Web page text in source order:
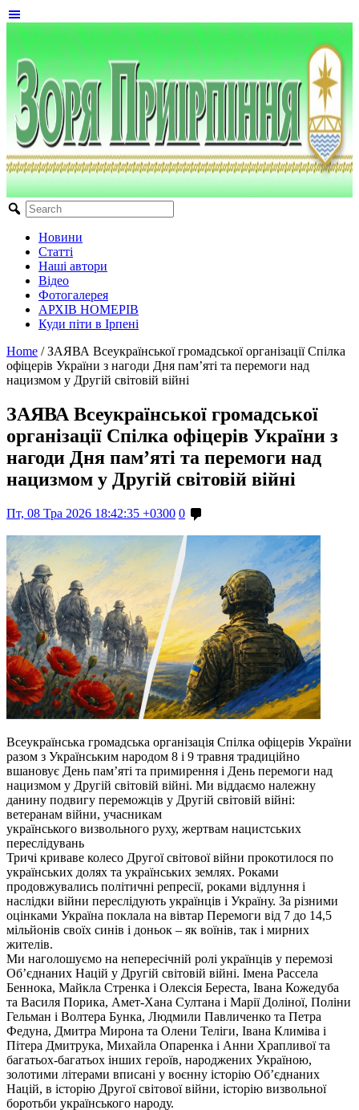
Новини
Статті
Наші автори
Відео
Фотогалерея
АРХІВ НОМЕРІВ
Куди піти в Ірпені
Home / ЗАЯВА Всеукраїнської громадської організації Спілка
офіцерів України з нагоди Дня пам’яті та перемоги над
нацизмом у Другій світовій війні
ЗАЯВА Всеукраїнської громадської
організації Спілка офіцерів України з
нагоди Дня пам’яті та перемоги над
нацизмом у Другій світовій війні
Пт, 08 Тра 2026 18:42:35 +0300 0
Всеукраїнська громадська організація Спілка офіцерів України
разом з Українським народом 8 і 9 травня традиційно
вшановує День пам’яті та примирення і День перемоги над
нацизмом у Другій світовій війні. Ми віддаємо належну
данину подвигу переможців у Другій світовій війні:
ветеранам війни, учасникам
українського визвольного руху, жертвам нацистських
переслідувань
Тричі криваве колесо Другої світової війни прокотилося по
українських долях та українських землях. Роками
продовжувались політичні репресії, роками відлуння і
наслідки війни переслідують українців і Україну. За різними
оцінками Україна поклала на вівтар Перемоги від 7 до 14,5
мільйонів своїх синів і доньок – як воїнів, так і мирних
жителів.
Ми наголошуємо на непересічній ролі українців у перемозі
Об’єднаних Націй у Другій світовій війні. Імена Рассела
Беннока, Майкла Стренка і Олексія Береста, Івана Кожедуба
та Василя Порика, Амет-Хана Султана і Марії Доліної, Поліни
Гельман і Волтера Бунка, Людмили Павличенко та Петра
Федуна, Дмитра Мирона та Олени Теліги, Івана Климіва і
Пітера Дмитрука, Михайла Опаренка і Анни Храпливої та
багатьох-багатьох інших героїв, народжених Україною,
золотими літерами вписані у воєнну історію Об’єднаних
Націй, в історію Другої світової війни, історію визвольної
боротьби українського народу.